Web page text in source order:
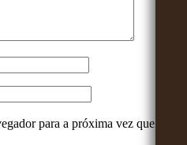
para a próxima vez que eu